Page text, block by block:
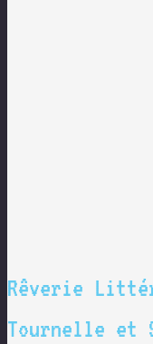
Rêverie
Tournelle et